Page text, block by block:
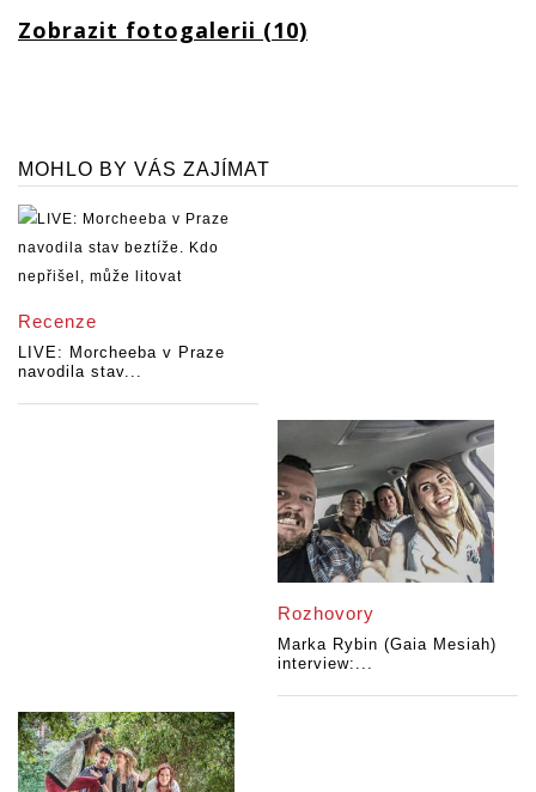
Zobrazit fotogalerii (10)
MOHLO BY VÁS ZAJÍMAT
Recenze
LIVE: Morcheeba v Praze
navodila stav...
Rozhovory
Marka Rybin (Gaia Mesiah)
interview:...